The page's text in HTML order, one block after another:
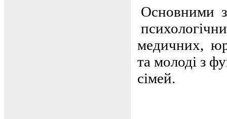
Основними
медичних,
та молоді з
сімей.